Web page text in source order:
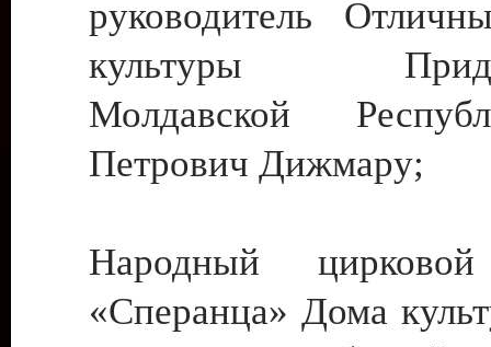
руководитель
культуры
Молдавской
Петрович Дижмару;
Народный цирковой
«Сперанца» Дома